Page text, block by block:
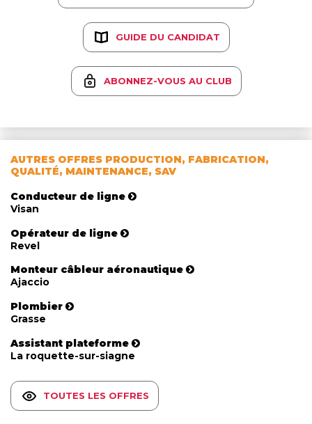
GUIDE DU CANDIDAT
ABONNEZ-VOUS AU CLUB
AUTRES OFFRES PRODUCTION, FABRICATION,
QUALITÉ, MAINTENANCE, SAV
Conducteur de ligne
Visan
Opérateur de ligne
Revel
Monteur câbleur aéronautique
Ajaccio
Plombier
Grasse
Assistant plateforme
La roquette-sur-siagne
TOUTES LES OFFRES